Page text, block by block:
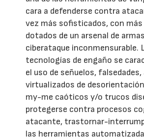
cara a defenderse contra
vez más sofisticados, con
dotados de un arsenal de
ciberataque inconmensurable.
tecnologías de engaño se
el uso de señuelos,
virtualizados de
my-me caóticos y/o trucos
protegerse contra procesos
atacante, trastornar-
las herramientas